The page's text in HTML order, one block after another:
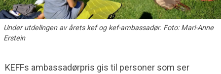
Under utdelingen av årets kef og kef-ambassadør. Foto: Mari-Anne
Erstein
KEFFs ambassadørpris gis til personer som ser